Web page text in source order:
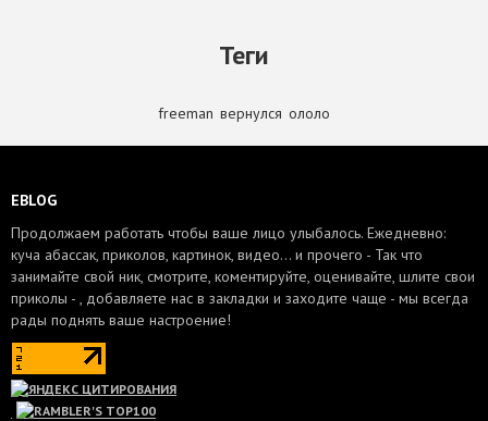
Теги
freeman вернулся ололо
EBLOG
Продолжаем работать чтобы ваше лицо улыбалось. Ежедневно:
куча абассак, приколов, картинок, видео... и прочего - Так что
занимайте свой ник, смотрите, коментируйте, оценивайте, шлите свои
приколы - , добавляете нас в закладки и заходите чаще - мы всегда
рады поднять ваше настроение!